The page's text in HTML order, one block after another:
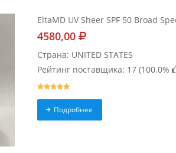
EltaMD UV Sheer SPF 50 Broad
4580,00
Страна: UNITED STATES
Рейтинг поставщика: 17 (100.0%
Подробнее